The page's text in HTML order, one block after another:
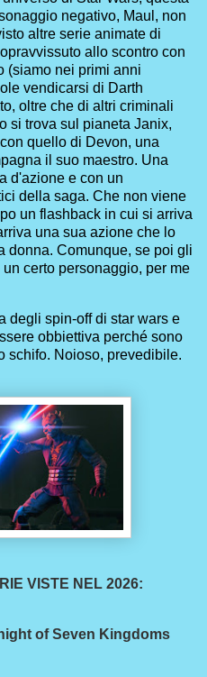
negativo, Maul, non
altre serie animate di
allo scontro con
(siamo nei primi anni
vendicarsi di Darth
oltre che di altri criminali
si trova sul pianeta Janix,
quello di Devon, una
il suo maestro. Una
d'azione e con un
della saga. Che non viene
un flashback in cui si arriva
una sua azione che lo
donna. Comunque, se poi gli
certo personaggio, per me
degli spin-off di star wars e
obbiettiva perché sono
schifo. Noioso, prevedibile.
VISTE NEL 2026:
of Seven Kingdoms